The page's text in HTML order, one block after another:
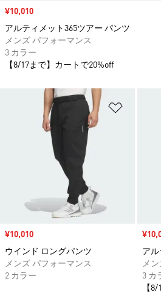
ほしい
セール価格
¥10,010
ウインド ロングパンツ
メンズ パフォーマンス
2 カラー
セー
アル
メ
3 カ
【
セール価格
¥10,010
アルティメット365ツアー パンツ
メンズ パフォーマンス
3 カラー
【8/17まで】カートで20%off